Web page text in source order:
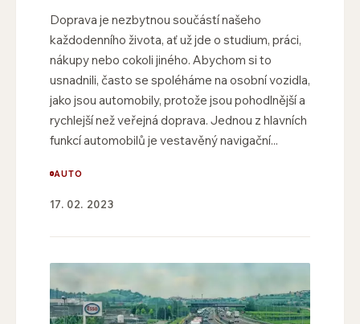
Doprava je nezbytnou součástí našeho
každodenního života, ať už jde o studium, práci,
nákupy nebo cokoli jiného. Abychom si to
usnadnili, často se spoléháme na osobní vozidla,
jako jsou automobily, protože jsou pohodlnější a
rychlejší než veřejná doprava. Jednou z hlavních
funkcí automobilů je vestavěný navigační...
AUTO
17. 02. 2023